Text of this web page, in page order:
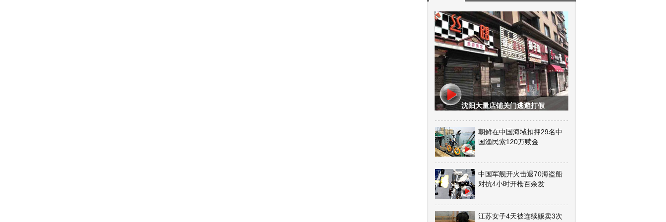
沈阳大量店铺关门逃避打假
朝鲜在中国海域扣押29名中
国渔民索120万赎金
中国军舰开火击退70海盗船
对抗4小时开枪百余发
江苏女子4天被连续贩卖3次